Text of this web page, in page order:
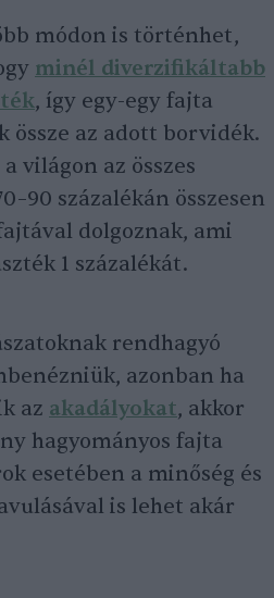
módon is történhet,
minél diverzifikáltabb
, így egy-egy fajta
össze az adott borvidék.
világon az összes
százalékán összesen
dolgoznak, ami
1 százalékát.
rendhagyó
azonban ha
az akadályokat, akkor
hagyományos fajta
esetében a minőség és
is lehet akár